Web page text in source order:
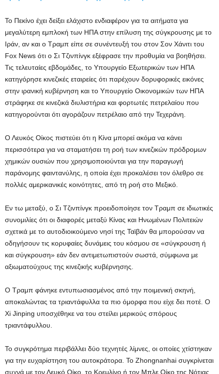
Το Πεκίνο έχει δείξει ελάχιστο ενδιαφέρον για τα αιτήματα για
μεγαλύτερη εμπλοκή των ΗΠΑ στην επίλυση της σύγκρουσης με το
Ιράν, αν και ο Τραμπ είπε σε συνέντευξή του στον Σον Χάνιτι του
Fox News ότι ο Σι Τζινπίνγκ εξέφρασε την προθυμία να βοηθήσει.
Τις τελευταίες εβδομάδες, το Υπουργείο Εξωτερικών των ΗΠΑ
κατηγόρησε κινεζικές εταιρείες ότι παρέχουν δορυφορικές εικόνες
στην ιρανική κυβέρνηση και το Υπουργείο Οικονομικών των ΗΠΑ
στράφηκε σε κινεζικά διυλιστήρια και φορτωτές πετρελαίου που
κατηγορούνται ότι αγοράζουν πετρέλαιο από την Τεχεράνη.
Ο Λευκός Οίκος πιστεύει ότι η Κίνα μπορεί ακόμα να κάνει
περισσότερα για να σταματήσει τη ροή των κινεζικών πρόδρομων
χημικών ουσιών που χρησιμοποιούνται για την παραγωγή
παράνομης φαιντανύλης, η οποία έχει προκαλέσει τον όλεθρο σε
πολλές αμερικανικές κοινότητες, από τη ροή στο Μεξικό.
Εν τω μεταξύ, ο Σι Τζινπίνγκ προειδοποίησε τον Τραμπ σε ιδιωτικές
συνομιλίες ότι οι διαφορές μεταξύ Κίνας και Ηνωμένων Πολιτειών
σχετικά με το αυτοδιοικούμενο νησί της Ταϊβάν θα μπορούσαν να
οδηγήσουν τις κορυφαίες δυνάμεις του κόσμου σε «σύγκρουση ή
και σύγκρουση» εάν δεν αντιμετωπιστούν σωστά, σύμφωνα με
αξιωματούχους της κινεζικής κυβέρνησης.
Ο Τραμπ φάνηκε εντυπωσιασμένος από την ποιμενική σκηνή,
αποκαλώντας τα τριαντάφυλλα τα πιο όμορφα που είχε δει ποτέ. Ο
Xi Jinping υποσχέθηκε να του στείλει μερικούς σπόρους
τριαντάφυλλου.
Το συγκρότημα περιβάλλει δύο τεχνητές λίμνες, οι οποίες χτίστηκαν
για την ευχαρίστηση του αυτοκράτορα. Το Zhongnanhai συγκρίνεται
συχνά με τον Λευκό Οίκο, το Κρεμλίνο ή τον Μπλε Οίκο της Νότιας